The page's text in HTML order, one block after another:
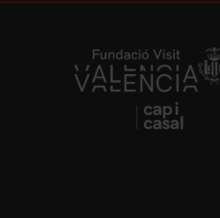
https://